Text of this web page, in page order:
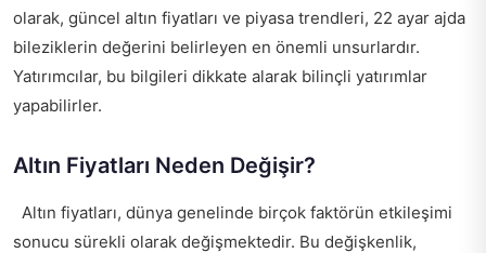
olarak, güncel altın fiyatları ve piyasa trendleri, 22 ayar ajda
bileziklerin değerini belirleyen en önemli unsurlardır.
Yatırımcılar, bu bilgileri dikkate alarak bilinçli yatırımlar
yapabilirler.
Altın Fiyatları Neden Değişir?
Altın fiyatları, dünya genelinde birçok faktörün etkileşimi
sonucu sürekli olarak değişmektedir. Bu değişkenlik,